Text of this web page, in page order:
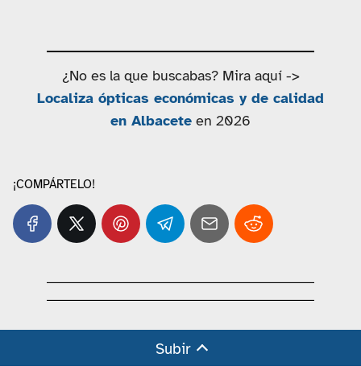
¿No es la que buscabas? Mira aquí ->
Localiza ópticas económicas y de calidad
en Albacete en 2026
¡COMPÁRTELO!
Subir